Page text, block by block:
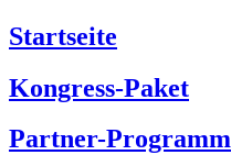
Startseite
Kongress-Paket
Partner-Programm